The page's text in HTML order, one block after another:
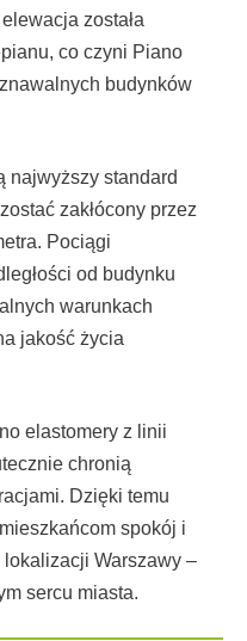
została
co czyni Piano
budynków
najwyższy standard
zakłócony przez
Pociągi
od budynku
warunkach
jakość życia
elastomery z linii
chronią
Dzięki temu
spokój i
Warszawy –
sercu miasta.